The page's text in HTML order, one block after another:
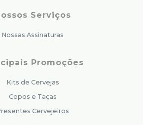
Serviços
Nossas Assinaturas
Promoções
Kits de Cervejas
Copos e Taças
Cervejeiros